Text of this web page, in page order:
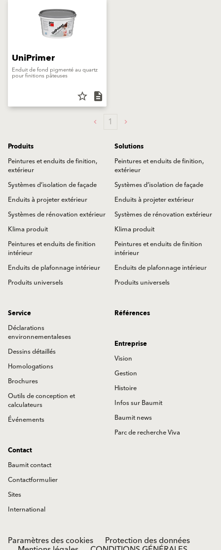
UniPrimer
Enduit de fond pigmenté au quartz
pour finitions pâteuses
star_border description
1
Produits
Peintures et enduits de finition,
extérieur
Systèmes d’isolation de façade
Enduits à projeter extérieur
Systèmes de rénovation extérieur
Klima produit
Peintures et enduits de finition
intérieur
Enduits de plafonnage intérieur
Produits universels
Solutions
Peintures et enduits de finition,
extérieur
Systèmes d’isolation de façade
Enduits à projeter extérieur
Systèmes de rénovation extérieur
Klima produit
Peintures et enduits de finition
intérieur
Enduits de plafonnage intérieur
Produits universels
Service
Déclarations
environnementaleses
Dessins détaillés
Homologations
Brochures
Outils de conception et
calculateurs
Événements
Références
Entreprise
Vision
Gestion
Histoire
Infos sur Baumit
Baumit news
Parc de recherche Viva
Contact
Baumit contact
Contactformulier
Sites
International
Paramètres des cookies Protection des données